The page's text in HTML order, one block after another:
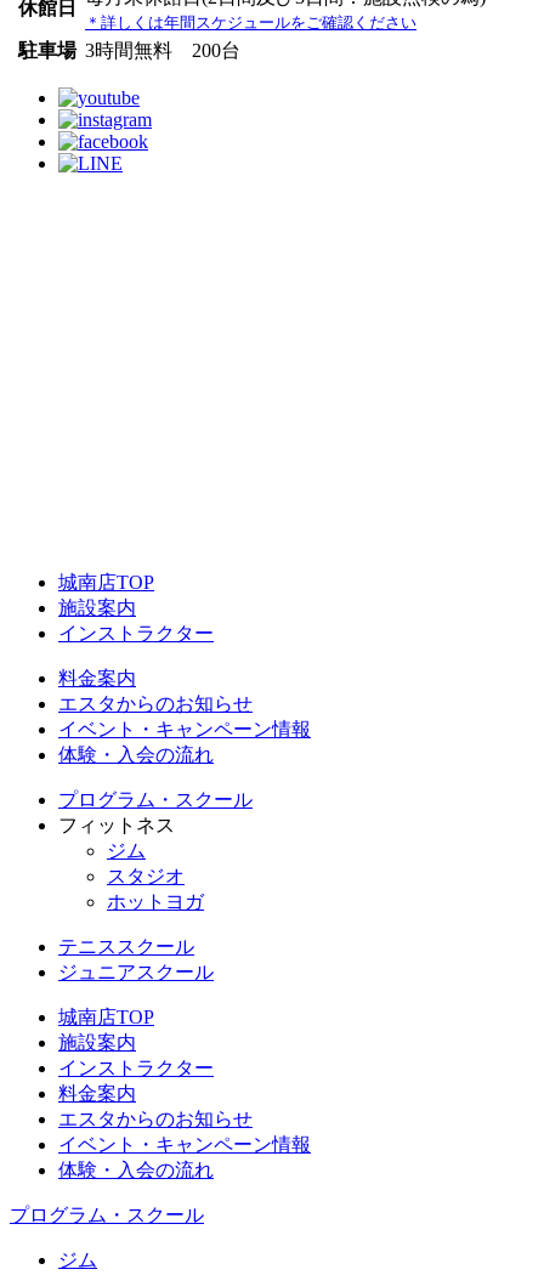
休館日
＊詳しくは年間スケジュールをご確認ください
駐車場 3時間無料 200台
城南店TOP
施設案内
インストラクター
料金案内
エスタからのお知らせ
イベント・キャンペーン情報
体験・入会の流れ
プログラム・スクール
フィットネス
ジム
スタジオ
ホットヨガ
テニススクール
ジュニアスクール
城南店TOP
施設案内
インストラクター
料金案内
エスタからのお知らせ
イベント・キャンペーン情報
体験・入会の流れ
プログラム・スクール
ジム